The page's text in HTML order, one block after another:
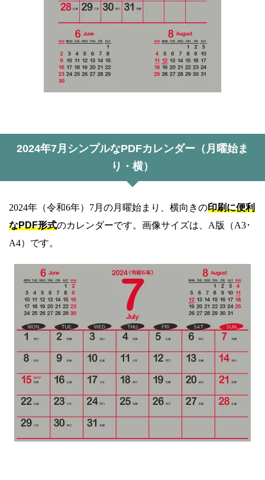
2024年7月シンプルなPDFカレンダー（月曜始ま
り・横）
2024年（令和6年）7月の月曜始まり、横向きの印刷に便利
なPDF形式のカレンダーです。画像サイズは、A版（A3･
A4）です。